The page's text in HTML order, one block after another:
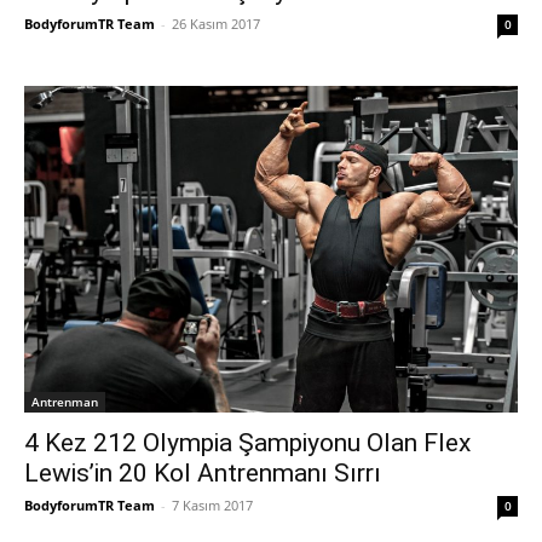
BodyforumTR Team - 26 Kasım 2017 0
Antrenman
4 Kez 212 Olympia Şampiyonu Olan Flex
Lewis’in 20 Kol Antrenmanı Sırrı
BodyforumTR Team - 7 Kasım 2017 0